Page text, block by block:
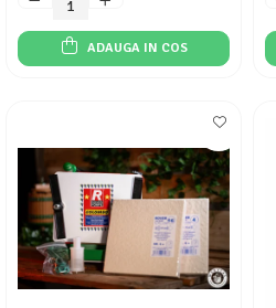
ADAUGA IN COS